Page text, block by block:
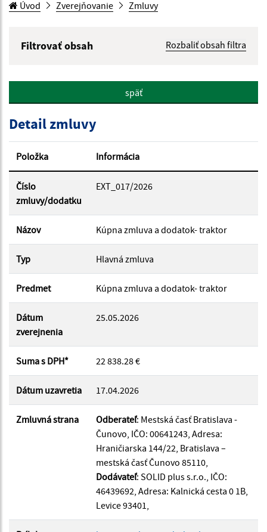
Úvod Zverejňovanie Zmluvy
Filtrovať obsah
Rozbaliť obsah filtra
Hľadať v:
Typ dátumu:
Dátum od:
Dátum do:
Suma od:
Filtrovať Reset
späť
Detail zmluvy
Položka Informácia
Číslo
zmluvy/dodatku
EXT_017/2026
Názov Kúpna zmluva a dodatok- traktor
Typ Hlavná zmluva
Predmet Kúpna zmluva a dodatok- traktor
Dátum
zverejnenia
25.05.2026
Suma s DPH* 22 838.28 €
Dátum uzavretia 17.04.2026
Zmluvná strana Odberateľ: Mestská časť Bratislava -
Čunovo, IČO: 00641243, Adresa:
Hraničiarska 144/22, Bratislava –
mestská časť Čunovo 85110,
Dodávateľ: SOLID plus s.r.o., IČO:
46439692, Adresa: Kalnická cesta 0 1B,
Levice 93401,